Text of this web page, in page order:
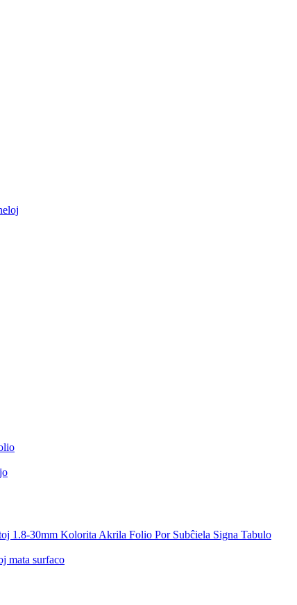
1.8-30mm Kolorita Akrila Folio Por Subĉiela Signa Tabulo
mata surfaco